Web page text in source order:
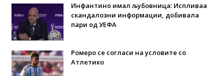
Инфантино имал љубовница: Испливаа
скандалозни информации, добивала
пари од УЕФА
Ромеро се согласи на условите со
Атлетико